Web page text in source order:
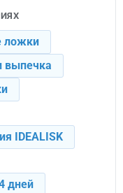
ложки
выпечка
IDEALISK
дней